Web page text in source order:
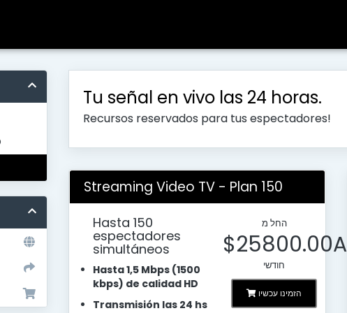
Tu señal en vivo las 24 horas.
Recursos reservados para tus espectadores!
Streaming Video TV - Plan 150
Hasta 150
espectadores
simultáneos
Hasta 1,5 Mbps (1500
kbps) de calidad HD
Transmisión las 24 hs
החל מ
$25800.00AR
חודשי
הזמינו עכשיו